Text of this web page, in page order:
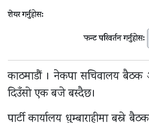
शेयर गर्नुहोस:
फन्ट परिवर्तन गर्नुहोस:
काठमाडौं । नेकपा सचिवालय
दिउँसो एक बजे बस्दैछ।
पार्टी कार्यालय धुम्बाराहीमा बस्ने